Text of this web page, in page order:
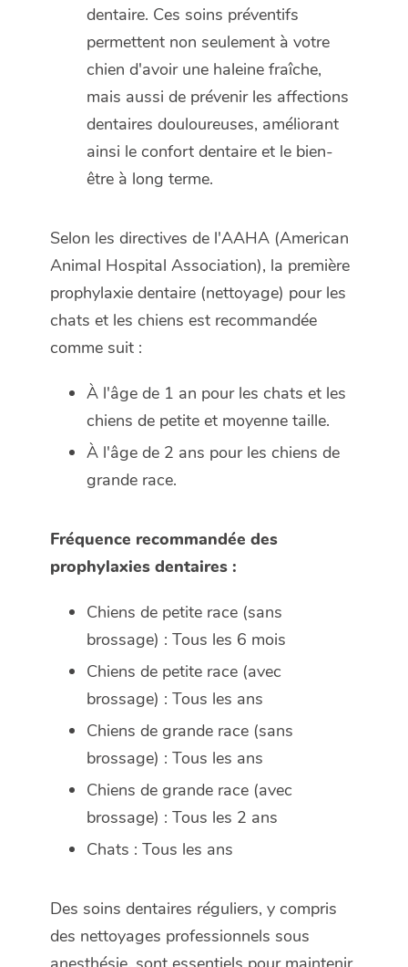
dentaire. Ces soins préventifs
permettent non seulement à votre
chien d'avoir une haleine fraîche,
mais aussi de prévenir les affections
dentaires douloureuses, améliorant
ainsi le confort dentaire et le bien-
être à long terme.
Selon les directives de l'AAHA (American
Animal Hospital Association), la première
prophylaxie dentaire (nettoyage) pour les
chats et les chiens est recommandée
comme suit :
À l'âge de 1 an pour les chats et les
chiens de petite et moyenne taille.
À l'âge de 2 ans pour les chiens de
grande race.
Fréquence recommandée des
prophylaxies dentaires :
Chiens de petite race (sans
brossage) : Tous les 6 mois
Chiens de petite race (avec
brossage) : Tous les ans
Chiens de grande race (sans
brossage) : Tous les ans
Chiens de grande race (avec
brossage) : Tous les 2 ans
Chats : Tous les ans
Des soins dentaires réguliers, y compris
des nettoyages professionnels sous